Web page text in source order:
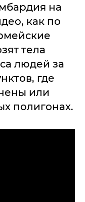
на
как по
тела
людей за
где
или
полигонах.